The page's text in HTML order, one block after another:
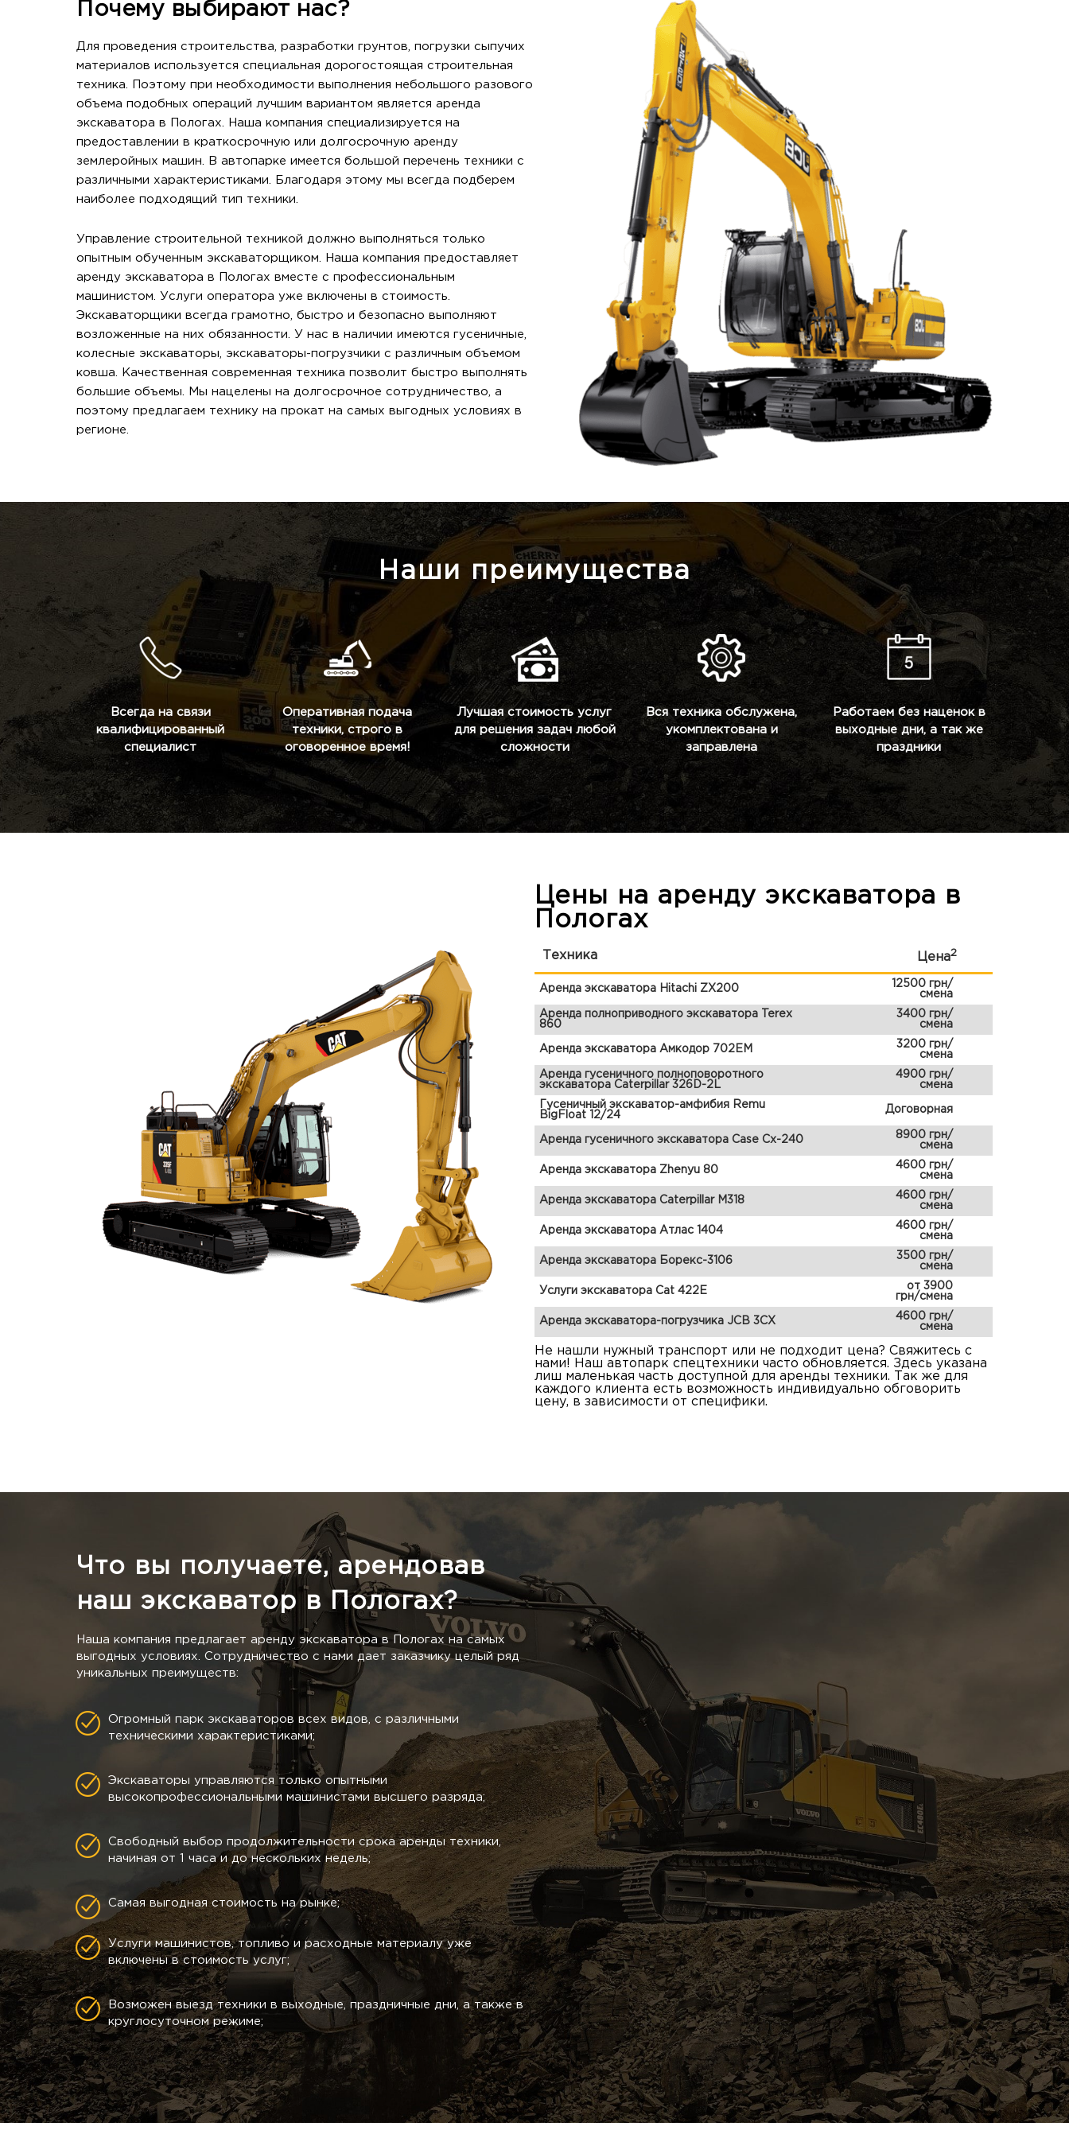
Почему выбирают нас?
Для проведения строительства, разработки грунтов, погрузки сыпучих
материалов используется специальная дорогостоящая строительная
техника. Поэтому при необходимости выполнения небольшого разового
объема подобных операций лучшим вариантом является аренда
экскаватора в Пологах. Наша компания специализируется на
предоставлении в краткосрочную или долгосрочную аренду
землеройных машин. В автопарке имеется большой перечень техники с
различными характеристиками. Благодаря этому мы всегда подберем
наиболее подходящий тип техники.
Управление строительной техникой должно выполняться только
опытным обученным экскаваторщиком. Наша компания предоставляет
аренду экскаватора в Пологах вместе с профессиональным
машинистом. Услуги оператора уже включены в стоимость.
Экскаваторщики всегда грамотно, быстро и безопасно выполняют
возложенные на них обязанности. У нас в наличии имеются гусеничные,
колесные экскаваторы, экскаваторы-погрузчики с различным объемом
ковша. Качественная современная техника позволит быстро выполнять
большие объемы. Мы нацелены на долгосрочное сотрудничество, а
поэтому предлагаем технику на прокат на самых выгодных условиях в
регионе.
Наши преимущества
Всегда на связи
квалифицированный
специалист
Оперативная подача
техники, строго в
оговоренное время!
Лучшая стоимость услуг
для решения задач любой
сложности
Вся техника обслужена,
укомплектована и
заправлена
Работаем без наценок в
выходные дни, а так же
праздники
Цены на аренду экскаватора в
Пологах
Техника Цена2
Аренда экскаватора Hitachi ZX200
12500 грн/
смена
Аренда полноприводного экскаватора Terex
860
3400 грн/
смена
Аренда экскаватора Амкодор 702ЕМ
3200 грн/
смена
Аренда гусеничного полноповоротного
экскаватора Caterpillar 326D-2L
4900 грн/
смена
Гусеничный экскаватор-амфибия Remu
BigFloat 12/24
Договорная
Аренда гусеничного экскаватора Case Cx-240
8900 грн/
смена
Аренда экскаватора Zhenyu 80
4600 грн/
смена
Аренда экскаватора Caterpillar M318
4600 грн/
смена
Аренда экскаватора Атлас 1404
4600 грн/
смена
Аренда экскаватора Борекс-3106
3500 грн/
смена
Услуги экскаватора Cat 422E
от 3900
грн/смена
Аренда экскаватора-погрузчика JCB 3CX
4600 грн/
смена
Не нашли нужный транспорт или не подходит цена? Свяжитесь с
нами! Наш автопарк спецтехники часто обновляется. Здесь указана
лиш маленькая часть доступной для аренды техники. Так же для
каждого клиента есть возможность индивидуально обговорить
цену, в зависимости от специфики.
Что вы получаете, арендовав
наш экскаватор в Пологах?
Наша компания предлагает аренду экскаватора в Пологах на самых
выгодных условиях. Сотрудничество с нами дает заказчику целый ряд
уникальных преимуществ:
Огромный парк экскаваторов всех видов, с различными
техническими характеристиками;
Экскаваторы управляются только опытными
высокопрофессиональными машинистами высшего разряда;
Свободный выбор продолжительности срока аренды техники,
начиная от 1 часа и до нескольких недель;
Самая выгодная стоимость на рынке;
Услуги машинистов, топливо и расходные материалу уже
включены в стоимость услуг;
Возможен выезд техники в выходные, праздничные дни, а также в
круглосуточном режиме;